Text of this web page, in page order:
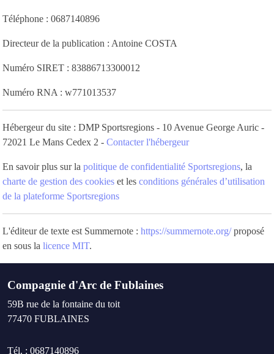
Téléphone : 0687140896
Directeur de la publication : Antoine COSTA
Numéro SIRET : 83886713300012
Numéro RNA : w771013537
Hébergeur du site : DMP Sportsregions - 10 Avenue George Auric -
72021 Le Mans Cedex 2 - Contacter l'hébergeur
En savoir plus sur la politique de confidentialité Sportsregions, la
charte de gestion des cookies et les conditions générales d’utilisation
de la plateforme Sportsregions
L'éditeur de texte est Summernote : https://summernote.org/proposé
en sous la licence MIT.
Compagnie d'Arc de Fublaines
59B rue de la fontaine du toit
77470 FUBLAINES
Tél. : 0687140896